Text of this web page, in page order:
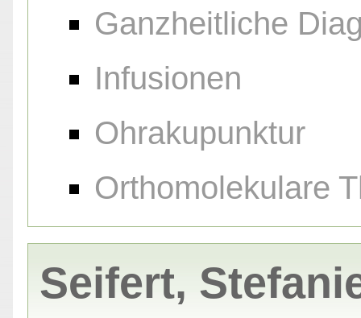
Ganzheitliche
Infusionen
Ohrakupunktur
Orthomolekulare
Seifert,